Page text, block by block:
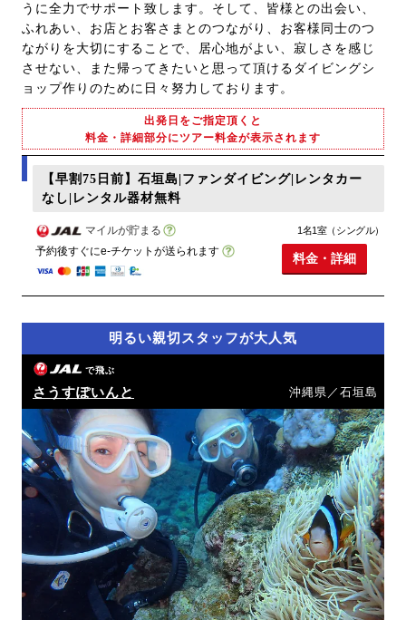
うに全力でサポート致します。そして、皆様との出会い、
ふれあい、お店とお客さまとのつながり、お客様同士のつ
ながりを大切にすることで、居心地がよい、寂しさを感じ
させない、また帰ってきたいと思って頂けるダイビングシ
ョップ作りのために日々努力しております。
出発日をご指定頂くと
料金・詳細部分にツアー料金が表示されます
【早割75日前】石垣島|ファンダイビング|レンタカー
なし|レンタル器材無料
マイルが貯まる
予約後すぐにe-チケットが送られます
1名1室（シングル）
料金・詳細
明るい親切スタッフが大人気
で飛ぶ
さうすぽいんと 沖縄県／石垣島